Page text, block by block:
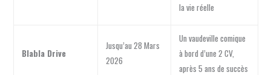
la vie réelle
Blabla Drive
Jusqu’au 28 Mars
2026
Un vaudeville comique
à bord d’une 2 CV,
après 5 ans de succès